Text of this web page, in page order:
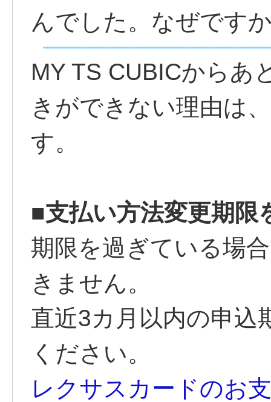
んでした。なぜです
MY TS CUBICからあ
きができない理由は
す。
■支払い方法変更期限
期限を過ぎている場
きません。
直近3カ月以内の申込
ください。
レクサスカードのお